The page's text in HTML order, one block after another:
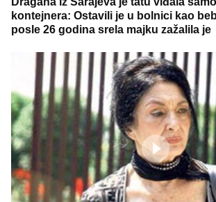
kontejnera: Ostavili je u bolnici kao
posle 26 godina srela majku zažalila je